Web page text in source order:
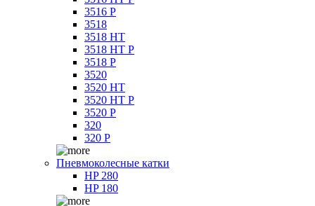
3516 P
3518
3518 HT
3518 HT P
3518 P
3520
3520 HT
3520 HT P
3520 P
320
320 P
Пневмоколесные катки
HP 280
HP 180